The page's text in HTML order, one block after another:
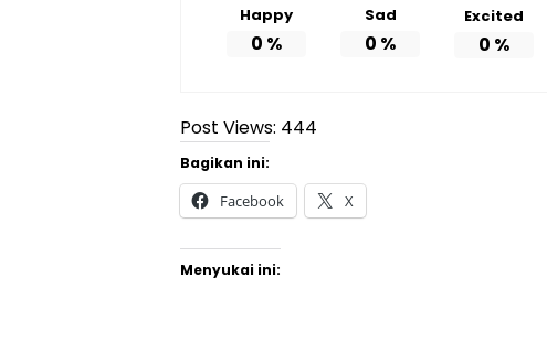
Happy
0 %
Sad
0 %
Excited
0 %
Post Views: 444
Bagikan ini:
Facebook X
Menyukai ini: